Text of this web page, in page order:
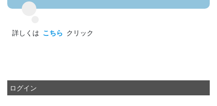
詳しくは こちら クリック
ログイン